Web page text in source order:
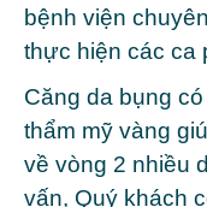
bệnh viện
thực hiện các ca
Căng da bụng
thẩm mỹ vàng
về vòng 2 nhiều
vấn, Quý khách